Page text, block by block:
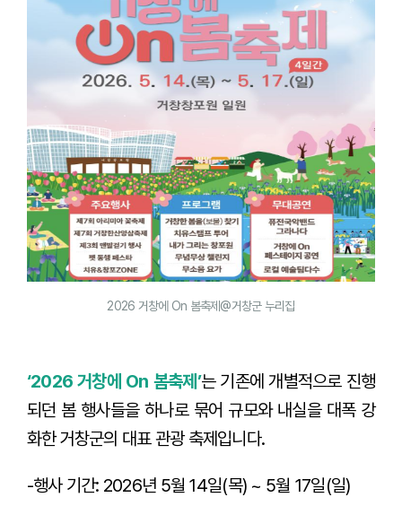
2026 거창에 On 봄축제@거창군 누리집
‘2026 거창에 On 봄축제’는 기존에 개별적으로 진행
되던 봄 행사들을 하나로 묶어 규모와 내실을 대폭 강
화한 거창군의 대표 관광 축제입니다.
-행사 기간: 2026년 5월 14일(목) ~ 5월 17일(일)